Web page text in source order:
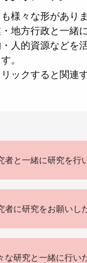
様々な形がありま
地方行政と一緒
人的資源などを
。
ックすると関連
者と一緒に研究を行
者に研究をお願いし
な研究と一緒に行い